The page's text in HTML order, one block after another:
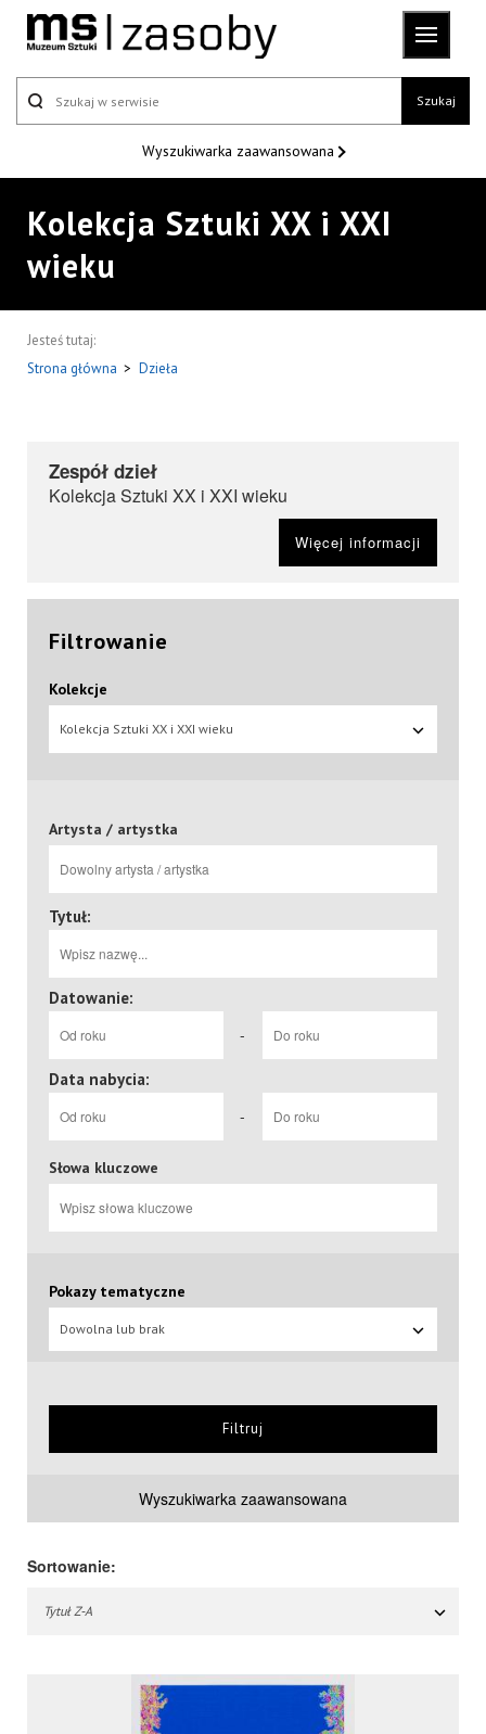
Szukaj
Wyszukiwarka zaawansowana
Kolekcja Sztuki XX i XXI
wieku
Jesteś tutaj:
Strona główna > Dzieła
Zespół dzieł
Kolekcja Sztuki XX i XXI wieku
Więcej informacji
Filtrowanie
Kolekcje
Kolekcja Sztuki XX i XXI wieku
Artysta / artystka
Tytuł:
Datowanie:
-
Data nabycia:
-
Słowa kluczowe
Pokazy tematyczne
Dowolna lub brak
Filtruj
Wyszukiwarka zaawansowana
Sortowanie:
Tytuł Z-A